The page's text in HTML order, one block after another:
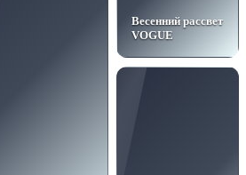
Весенний рассвет
VOGUE